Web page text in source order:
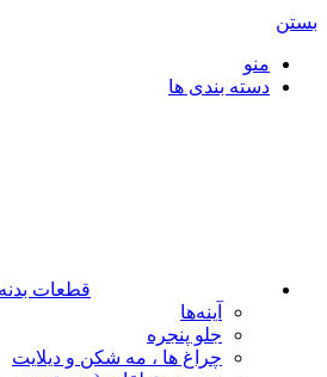
بستن
منو
دسته بندی ها
قطعات بدنه
آینه‌ها
جلو پنجره
چراغ‌ ها ، مه‌ شکن و دیلایت